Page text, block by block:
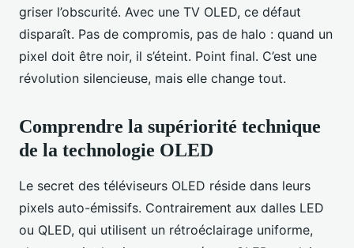
griser l’obscurité. Avec une TV OLED, ce défaut
disparaît. Pas de compromis, pas de halo : quand un
pixel doit être noir, il s’éteint. Point final. C’est une
révolution silencieuse, mais elle change tout.
Comprendre la supériorité technique
de la technologie OLED
Le secret des téléviseurs OLED réside dans leurs
pixels auto-émissifs. Contrairement aux dalles LED
ou QLED, qui utilisent un rétroéclairage uniforme,